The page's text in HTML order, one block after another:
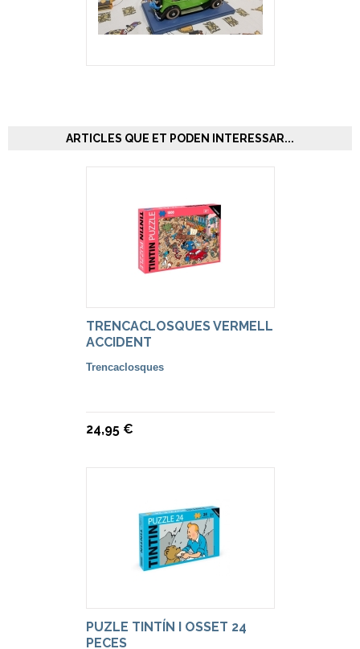
ARTICLES QUE ET PODEN INTERESSAR...
TRENCACLOSQUES VERMELL
ACCIDENT
Trencaclosques
24,95 €
PUZLE TINTÍN I OSSET 24
PECES